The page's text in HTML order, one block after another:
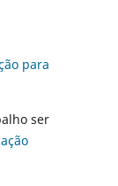
para
ser